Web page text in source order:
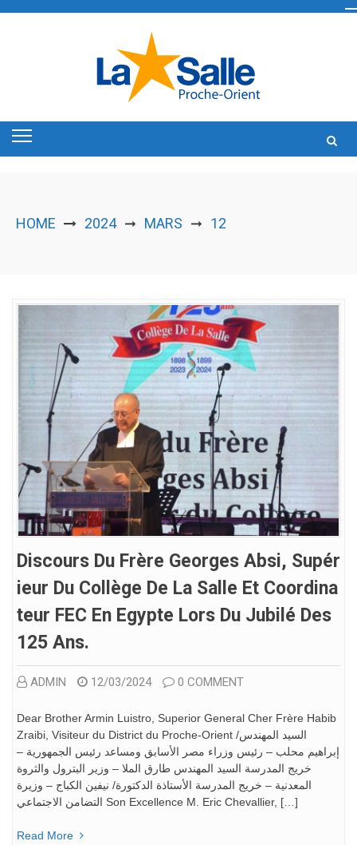
HOME 2024 ➞ MARS ➞ 12
Discours Du Frère Georges Absi, Supér
Ieur Du Collège De La Salle Et Coordina
Teur FEC En Egypte Lors Du Jubilé Des
125 Ans.
ADMIN 12/03/2024 0 COMMENT
Dear Brother Armin Luistro, Superior General Cher Frère Habib
Zraibi, Visiteur du District du Proche-Orient السيد المهندس/
إبراهيم محلب – رئيس وزراء مصر الأسابق ومساعد رئيس الجمهورية –
خريج المدرسة السيد المهندس طارق الملا – وزير البترول والثروة
المعدنية – خريج المدرسة الأستاذة الدكتورة/ نيفين الكباج – وزيرة
التضامن الاجتماعي Son Excellence M. Eric Chevallier, […]
Read More